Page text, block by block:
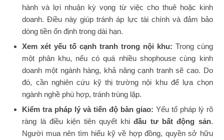
hành và lợi nhuận kỳ vọng từ việc cho thuê hoặc kinh
doanh. Điều này giúp tránh áp lực tài chính và đảm bảo
dòng tiền ổn định trong dài hạn.
Xem xét yếu tố cạnh tranh trong nội khu: Trong cùng
một phân khu, nếu có quá nhiều shophouse cùng kinh
doanh một ngành hàng, khả năng cạnh tranh sẽ cao. Do
đó, cần nghiên cứu kỹ thị trường nội khu để lựa chọn
ngành nghề phù hợp, tránh trùng lặp.
Kiểm tra pháp lý và tiến độ bàn giao: Yếu tố pháp lý rõ
ràng là điều kiện tiên quyết khiđầu tư bất động sản.
Người mua nên tìm hiểu kỹ về hợp đồng, quyền sở hữu